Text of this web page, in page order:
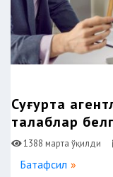
Суғурта
талаблар
1388 марта ўқилди
Батафсил